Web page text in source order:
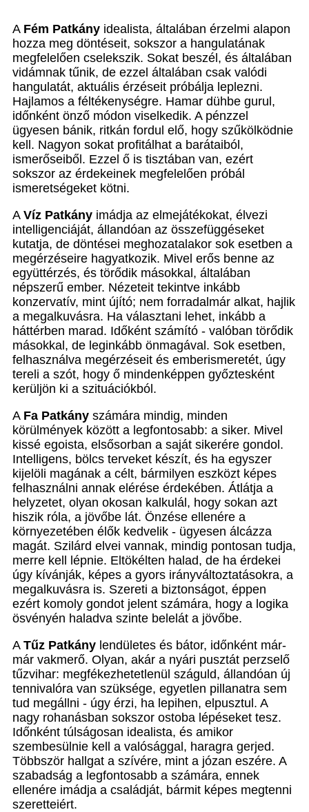
A Fém Patkány idealista, általában érzelmi alapon
hozza meg döntéseit, sokszor a hangulatának
megfelelően cselekszik. Sokat beszél, és általában
vidámnak tűnik, de ezzel általában csak valódi
hangulatát, aktuális érzéseit próbálja leplezni.
Hajlamos a féltékenységre. Hamar dühbe gurul,
időnként önző módon viselkedik. A pénzzel
ügyesen bánik, ritkán fordul elő, hogy szűkölködnie
kell. Nagyon sokat profitálhat a barátaiból,
ismerőseiből. Ezzel ő is tisztában van, ezért
sokszor az érdekeinek megfelelően próbál
ismeretségeket kötni.
A Víz Patkány imádja az elmejátékokat, élvezi
intelligenciáját, állandóan az összefüggéseket
kutatja, de döntései meghozatalakor sok esetben a
megérzéseire hagyatkozik. Mivel erős benne az
együttérzés, és törődik másokkal, általában
népszerű ember. Nézeteit tekintve inkább
konzervatív, mint újító; nem forradalmár alkat, hajlik
a megalkuvásra. Ha választani lehet, inkább a
háttérben marad. Időként számító - valóban törődik
másokkal, de leginkább önmagával. Sok esetben,
felhasználva megérzéseit és emberismeretét, úgy
tereli a szót, hogy ő mindenképpen győztesként
kerüljön ki a szituációkból.
A Fa Patkány számára mindig, minden
körülmények között a legfontosabb: a siker. Mivel
kissé egoista, elsősorban a saját sikerére gondol.
Intelligens, bölcs terveket készít, és ha egyszer
kijelöli magának a célt, bármilyen eszközt képes
felhasználni annak elérése érdekében. Átlátja a
helyzetet, olyan okosan kalkulál, hogy sokan azt
hiszik róla, a jövőbe lát. Önzése ellenére a
környezetében élők kedvelik - ügyesen álcázza
magát. Szilárd elvei vannak, mindig pontosan tudja,
merre kell lépnie. Eltökélten halad, de ha érdekei
úgy kívánják, képes a gyors irányváltoztatásokra, a
megalkuvásra is. Szereti a biztonságot, éppen
ezért komoly gondot jelent számára, hogy a logika
ösvényén haladva szinte belelát a jövőbe.
A Tűz Patkány lendületes és bátor, időnként már-
már vakmerő. Olyan, akár a nyári pusztát perzselő
tűzvihar: megfékezhetetlenül száguld, állandóan új
tennivalóra van szüksége, egyetlen pillanatra sem
tud megállni - úgy érzi, ha lepihen, elpusztul. A
nagy rohanásban sokszor ostoba lépéseket tesz.
Időnként túlságosan idealista, és amikor
szembesülnie kell a valósággal, haragra gerjed.
Többször hallgat a szívére, mint a józan eszére. A
szabadság a legfontosabb a számára, ennek
ellenére imádja a családját, bármit képes megtenni
szeretteiért.